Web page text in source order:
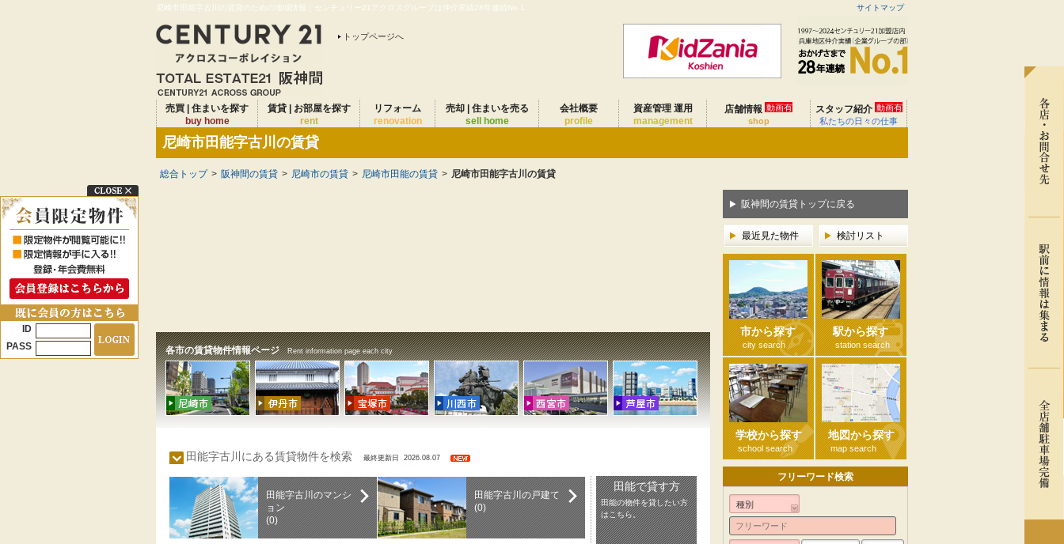
尼崎市田能字古川の賃貸のための地域情報｜センチュリー21アクロスグループは仲介実績28年連続No.1 サイトマップ
トップページへ
売買 | 住まいを探す
buy home
賃貸 | お部屋を探す
rent
リフォーム
renovation
売却 | 住まいを売る
sell home
会社概要
profile
資産管理 運用
management
店舗情報 動画有
shop
スタッフ紹介 動画有
私たちの日々の仕事
尼崎市田能字古川の賃貸
総合トップ > 阪神間の賃貸 > 尼崎市の賃貸 > 尼崎市田能の賃貸 > 尼崎市田能字古川の賃貸
各市の賃貸物件情報ページ Rent information page each city
田能字古川にある賃貸物件を検索 最終更新日 2026.08.07
田能字古川のマンシ
ョン
(0)
田能字古川の戸建て
(0)
田能で貸す方
田能の物件を貸したい方
はこちら。
阪神間の賃貸トップに戻る
最近見た物件 検討リスト
市から探す
city search
駅から探す
station search
学校から探す
school search
地図から探す
map search
フリーワード検索
種別
ID
PASS